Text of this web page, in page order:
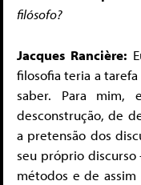
filósofo?
Jacques Rancière:
filosofia teria a
saber. Para mim,
desconstrução, de
a pretensão dos
seu próprio
métodos e de